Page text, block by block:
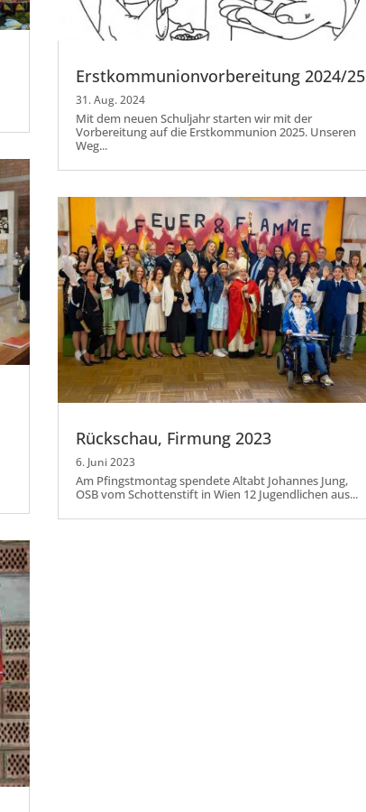
Erstkommunionvorbereitung 2024/25
31. Aug. 2024
Mit dem neuen Schuljahr starten wir mit der
Vorbereitung auf die Erstkommunion 2025. Unseren
Weg...
Rückschau, Firmung 2023
6. Juni 2023
Am Pfingstmontag spendete Altabt Johannes Jung,
OSB vom Schottenstift in Wien 12 Jugendlichen aus...